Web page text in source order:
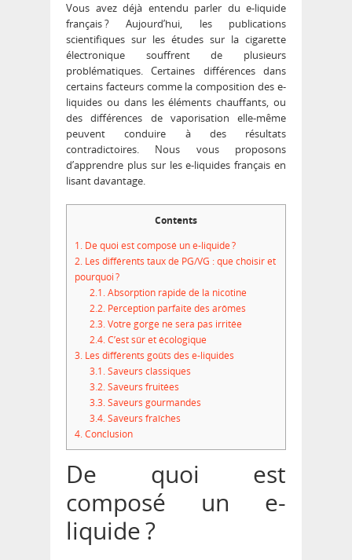
Vous avez déjà entendu parler du e-liquide
français ? Aujourd’hui, les publications
scientifiques sur les études sur la cigarette
électronique souffrent de plusieurs
problématiques. Certaines différences dans
certains facteurs comme la composition des e-
liquides ou dans les éléments chauffants, ou
des différences de vaporisation elle-même
peuvent conduire à des résultats
contradictoires. Nous vous proposons
d’apprendre plus sur les e-liquides français en
lisant davantage.
Contents
1. De quoi est composé un e-liquide ?
2. Les différents taux de PG/VG : que choisir et
pourquoi ?
2.1.Absorption rapide de la nicotine
2.2.Perception parfaite des arômes
2.3.Votre gorge ne sera pas irritée
2.4.C’est sûr et écologique
3. Les différents goûts des e-liquides
3.1.Saveurs classiques
3.2.Saveurs fruitées
3.3.Saveurs gourmandes
3.4.Saveurs fraîches
4.Conclusion
De quoi est
composé un e-
liquide ?